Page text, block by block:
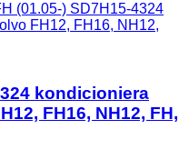
(01.05-) SD7H15-4324
FH12, FH16, NH12,
kondicioniera
FH16, NH12, FH,